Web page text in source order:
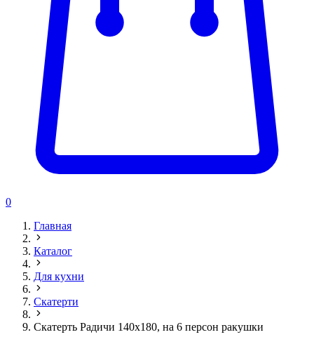
0
Главная
Каталог
Для кухни
Скатерти
Скатерть Радичи 140х180, на 6 персон ракушки